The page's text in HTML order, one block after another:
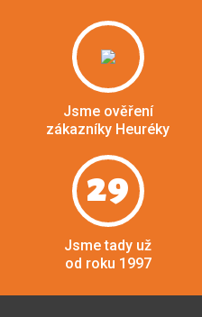
Jsme ověření
zákazníky Heuréky
29
Jsme tady už
od roku 1997